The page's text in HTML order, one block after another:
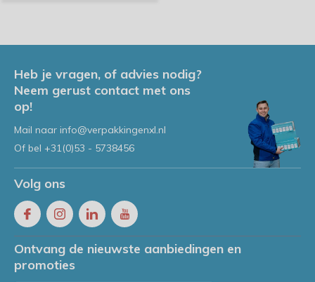
Heb je vragen, of advies nodig?
Neem gerust contact met ons
op!
Mail naar info@verpakkingenxl.nl
Of bel +31(0)53 - 5738456
Volg ons
Ontvang de nieuwste aanbiedingen en
promoties